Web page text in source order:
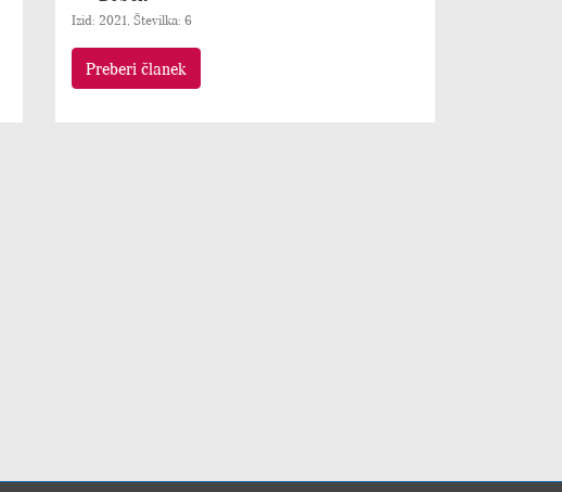
Izid: 2021, Številka: 6
Preberi članek